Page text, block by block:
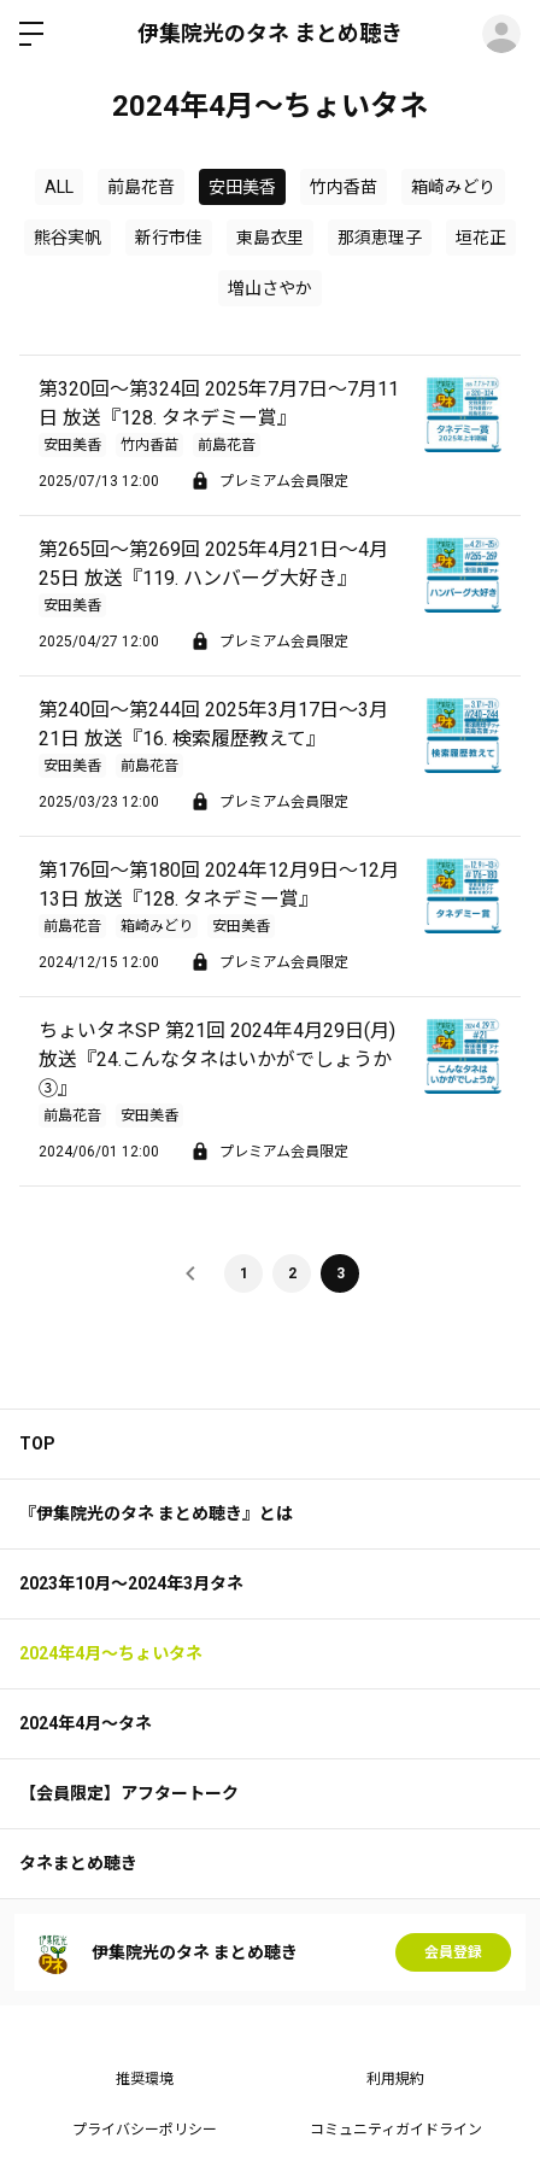
伊集院光のタネ まとめ聴き
2024年4月～ちょいタネ
ALL 前島花音 安田美香 竹内香苗 箱崎みどり
熊谷実帆 新行市佳 東島衣里 那須恵理子 垣花正
増山さやか
第320回～第324回 2025年7月7日～7月11
日 放送『128. タネデミー賞』
安田美香 竹内香苗 前島花音
2025/07/13 12:00 プレミアム会員限定
第265回～第269回 2025年4月21日～4月
25日 放送『119. ハンバーグ大好き』
安田美香
2025/04/27 12:00 プレミアム会員限定
第240回～第244回 2025年3月17日～3月
21日 放送『16. 検索履歴教えて』
安田美香 前島花音
2025/03/23 12:00 プレミアム会員限定
第176回～第180回 2024年12月9日～12月
13日 放送『128. タネデミー賞』
前島花音 箱崎みどり 安田美香
2024/12/15 12:00 プレミアム会員限定
ちょいタネSP 第21回 2024年4月29日(月)
放送『24.こんなタネはいかがでしょうか
③』
前島花音 安田美香
2024/06/01 12:00 プレミアム会員限定
1 2 3
TOP
『伊集院光のタネ まとめ聴き』とは
2023年10月～2024年3月タネ
2024年4月～ちょいタネ
2024年4月～タネ
【会員限定】アフタートーク
タネまとめ聴き
伊集院光のタネ まとめ聴き 会員登録
推奨環境 利用規約
プライバシーポリシー コミュニティガイドライン